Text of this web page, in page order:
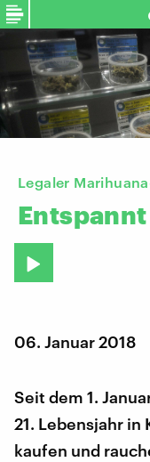
Legaler
Entspannt
06. Januar 2018
Seit dem 1.
21. Lebensjahr
kaufen und